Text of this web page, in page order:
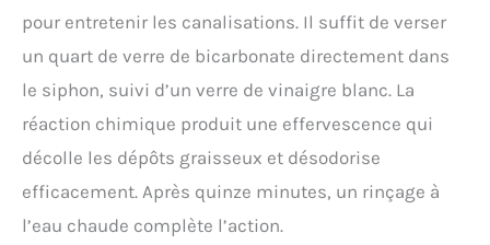
pour entretenir les canalisations. Il suffit de verser
un quart de verre de bicarbonate directement dans
le siphon, suivi d’un verre de vinaigre blanc. La
réaction chimique produit une effervescence qui
décolle les dépôts graisseux et désodorise
efficacement. Après quinze minutes, un rinçage à
l’eau chaude complète l’action.